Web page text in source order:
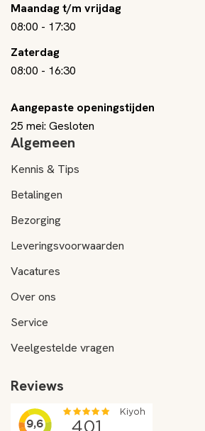
Maandag t/m vrijdag
08:00 - 17:30
Zaterdag
08:00 - 16:30
Aangepaste openingstijden
25 mei: Gesloten
Algemeen
Kennis & Tips
Betalingen
Bezorging
Leveringsvoorwaarden
Vacatures
Over ons
Service
Veelgestelde vragen
Reviews